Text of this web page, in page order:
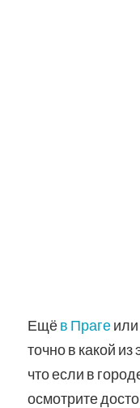
Ещёв Прагеили
точно в какой из
что если в
осмотрите